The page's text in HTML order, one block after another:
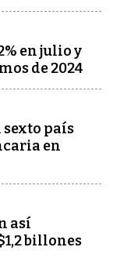
en julio y
de 2024
sexto país
en
así
billones